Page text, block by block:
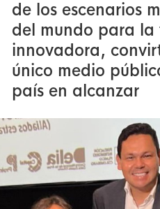
de los escenarios
del mundo para la
innovadora,
único medio
país en alcanzar